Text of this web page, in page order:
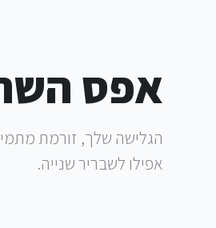
אפס
הגלישה שלך, זורמת
אפילו לשבריר שנייה.